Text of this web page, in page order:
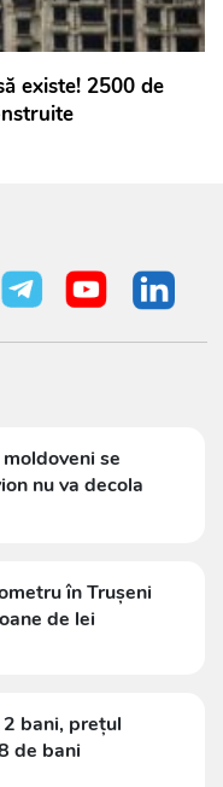
existe! 2500 de
se
nu va decola
în Trușeni
de lei
bani, prețul
de bani